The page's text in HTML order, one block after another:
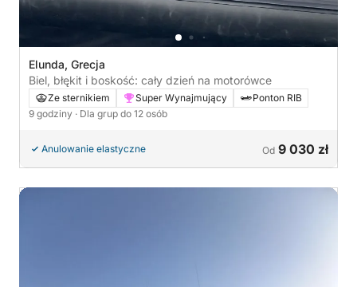
Elunda, Grecja
Biel, błękit i boskość: cały dzień na motorówce
Ze sternikiem Super Wynajmujący
Ponton RIB
9 godziny · Dla grup do 12 osób
Anulowanie elastyczne Od 9 030 zł